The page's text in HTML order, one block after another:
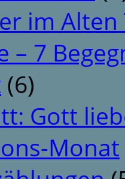
im
– 7
(6)
Gott
Monat